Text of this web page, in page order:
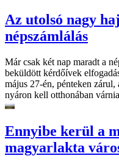
Az utolsó nagy
népszámlálás
Már csak két nap maradt a
beküldött kérdőívek
május 27-én, pénteken
nyáron kell otthonában
Ennyibe kerül a
magyarlakta